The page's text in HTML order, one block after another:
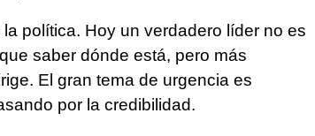
política. Hoy un verdadero líder no es
saber dónde está, pero más
El gran tema de urgencia es
por la credibilidad.